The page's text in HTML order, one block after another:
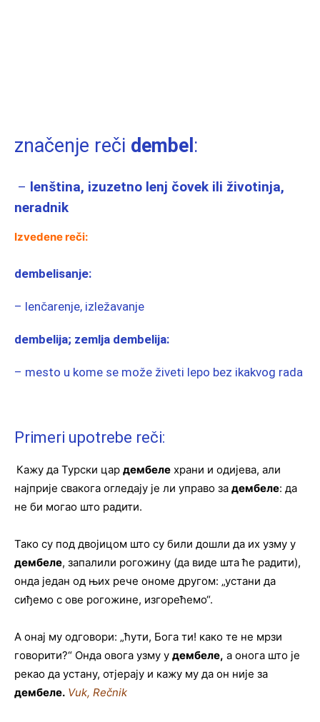
značenje reči dembel :
– lenština, izuzetno lenj čovek ili životinja,
neradnik
Izvedene reči:
dembelisanje:
– lenčarenje, izležavanje
dembelija; zemlja dembelija:
– mesto u kome se može živeti lepo bez ikakvog rada
Primeri upotrebe reči:
Кажу да Турски цар дембеле храни и одијева, али
најприје свакога огледају је ли управо за дембеле: да
не би могао што радити.
Тако су под двојицом што су били дошли да их узму у
дембеле, запалили рогожину (да виде шта ће радити),
онда један од њих рече ономе другом: „устани да
сиђемо с ове рогожине, изгорећемо“.
А онај му одговори: „ћути, Бога ти! како те не мрзи
говорити?“ Онда овога узму у дембеле, а онога што је
рекао да устану, отјерају и кажу му да он није за
дембеле. Vuk, Rečnik